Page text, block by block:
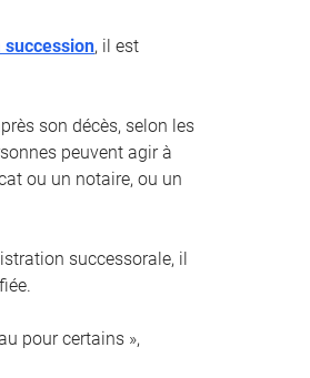
succession, il est
son décès, selon les
peuvent agir à
ou un notaire, ou un
successorale, il
pour certains »,